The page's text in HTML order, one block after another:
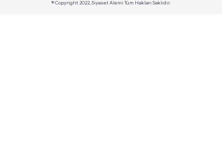
© Copyright 2022, Siyaset Alemi Tüm Hakları Saklıdır.